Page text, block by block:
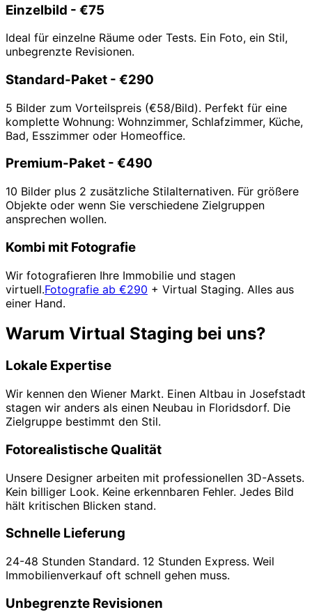
Einzelbild - €75
Ideal für einzelne Räume oder Tests. Ein Foto, ein Stil,
unbegrenzte Revisionen.
Standard-Paket - €290
5 Bilder zum Vorteilspreis (€58/Bild). Perfekt für eine
komplette Wohnung: Wohnzimmer, Schlafzimmer, Küche,
Bad, Esszimmer oder Homeoffice.
Premium-Paket - €490
10 Bilder plus 2 zusätzliche Stilalternativen. Für größere
Objekte oder wenn Sie verschiedene Zielgruppen
ansprechen wollen.
Kombi mit Fotografie
Wir fotografieren Ihre Immobilie und stagen
virtuell.Fotografie ab €290 + Virtual Staging. Alles aus
einer Hand.
Warum Virtual Staging bei uns?
Lokale Expertise
Wir kennen den Wiener Markt. Einen Altbau in Josefstadt
stagen wir anders als einen Neubau in Floridsdorf. Die
Zielgruppe bestimmt den Stil.
Fotorealistische Qualität
Unsere Designer arbeiten mit professionellen 3D-Assets.
Kein billiger Look. Keine erkennbaren Fehler. Jedes Bild
hält kritischen Blicken stand.
Schnelle Lieferung
24-48 Stunden Standard. 12 Stunden Express. Weil
Immobilienverkauf oft schnell gehen muss.
Unbegrenzte Revisionen